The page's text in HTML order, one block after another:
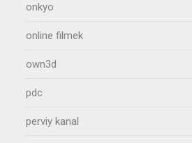
onkyo
online filmek
own3d
pdc
perviy kanal